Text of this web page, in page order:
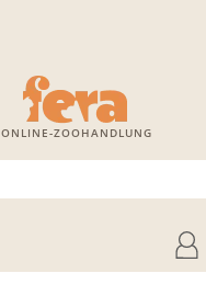
ONLINE-ZOOHANDLUNG